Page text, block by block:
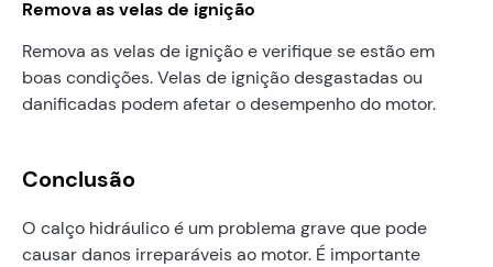
Remova as velas de ignição
Remova as velas de ignição e verifique se estão em
boas condições. Velas de ignição desgastadas ou
danificadas podem afetar o desempenho do motor.
Conclusão
O calço hidráulico é um problema grave que pode
causar danos irreparáveis ao motor. É importante